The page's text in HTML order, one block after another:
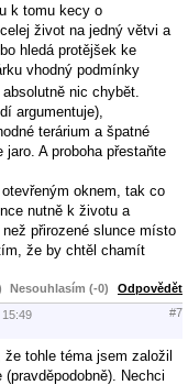
k tomu kecy o
život na jedný větvi a
hledá protějšek ke
vhodný podmínky
nic chybět.
argumentuje),
terárium a špatné
A proboha přestaňte
oknem, tak co
nutně k životu a
přirozené slunce místo
že by chtěl chamít
Nesouhlasím (-0) Odpovědět
15:49 #7
že tohle téma jsem založil
Nechci